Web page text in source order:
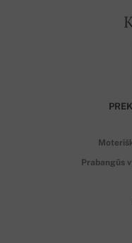
Prabangūs